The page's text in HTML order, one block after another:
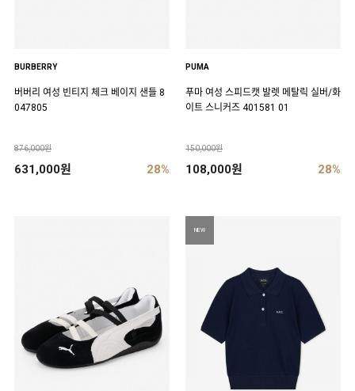
BURBERRY
버버리 여성 빈티지 체크 베이지 샌들 8
047805
876,000원
631,000원 28%
PUMA
푸마 여성 스피드캣 발렛 메탈릭 실버/화
이트 스니커즈 401581 01
150,000원
108,000원 28%
NEW